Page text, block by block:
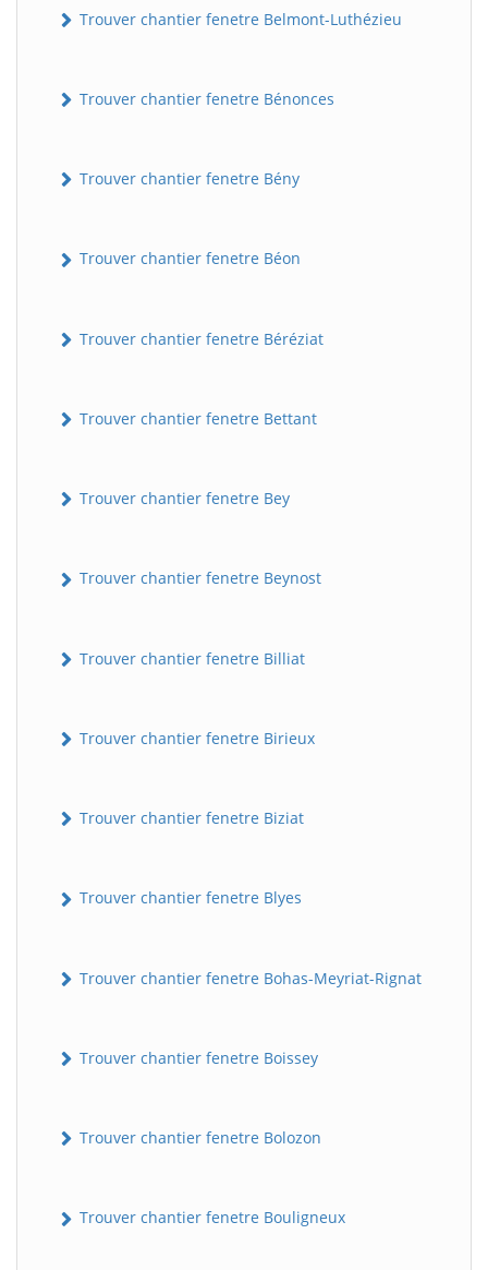
Trouver chantier fenetre Belmont-Luthézieu
Trouver chantier fenetre Bénonces
Trouver chantier fenetre Bény
Trouver chantier fenetre Béon
Trouver chantier fenetre Béréziat
Trouver chantier fenetre Bettant
Trouver chantier fenetre Bey
Trouver chantier fenetre Beynost
Trouver chantier fenetre Billiat
Trouver chantier fenetre Birieux
Trouver chantier fenetre Biziat
Trouver chantier fenetre Blyes
Trouver chantier fenetre Bohas-Meyriat-Rignat
Trouver chantier fenetre Boissey
Trouver chantier fenetre Bolozon
Trouver chantier fenetre Bouligneux